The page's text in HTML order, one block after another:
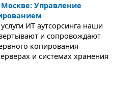
Москве: Управление
ИТ аутсорсинга наши
и сопровождают
копирования
и системах хранения